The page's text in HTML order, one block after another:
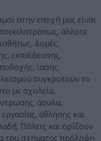
στην εποχή μας είναι
άλλοτε
Δομές,
εκπαίδευσης,
ίασης,
συγκροτούν το
με σχολεία,
άσυλα,
άθλησης και
Πόλεις και ορίζουν
του σχήματος πρόληψη